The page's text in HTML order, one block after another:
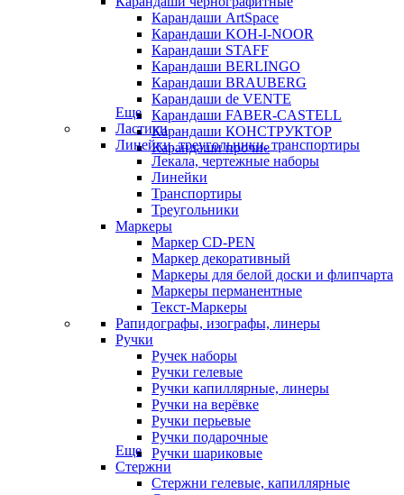
Карандаши ArtSpace
Карандаши KOH-I-NOOR
Карандаши STAFF
Карандаши BERLINGO
Карандаши BRAUBERG
Карандаши de VENTE
Карандаши FABER-CASTELL
Карандаши КОНСТРУКТОР
Карандаши прочие
Еще
Ластики
Линейки, треугольники, транспортиры
Лекала, чертежные наборы
Линейки
Транспортиры
Треугольники
Маркеры
Маркер CD-PEN
Маркер декоративный
Маркеры для белой доски и флипчарта
Маркеры перманентные
Текст-Маркеры
Рапидографы, изографы, линеры
Ручки
Ручек наборы
Ручки гелевые
Ручки капиллярные, линеры
Ручки на верёвке
Ручки перьевые
Ручки подарочные
Ручки шариковые
Еще
Стержни
Стержни гелевые, капиллярные